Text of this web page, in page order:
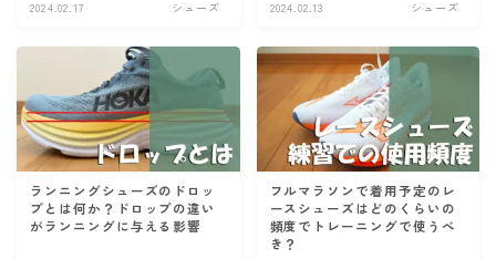
2024.02.17 シューズ 2024.02.13 シューズ
ランニングシューズのドロッ
プとは何か？ドロップの違い
がランニングに与える影響
フルマラソンで着用予定のレ
ースシューズはどのくらいの
頻度でトレーニングで使うべ
き？